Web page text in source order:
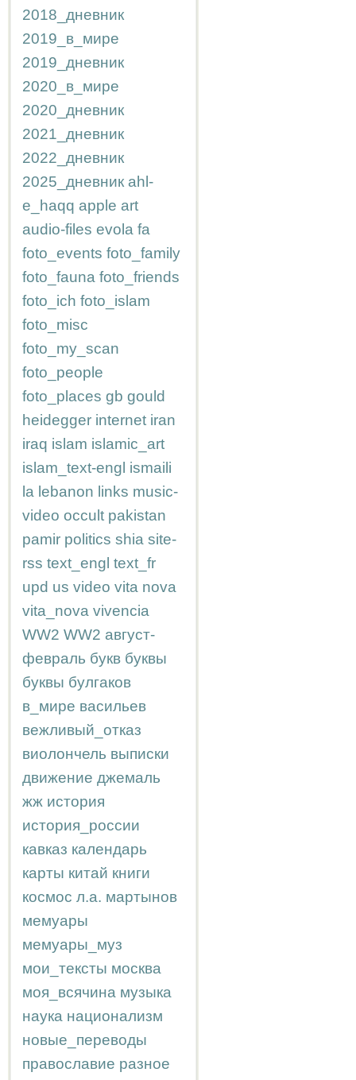
2018_дневник
2019_в_мире
2019_дневник
2020_в_мире
2020_дневник
2021_дневник
2022_дневник
2025_дневник ahl-
e_haqq apple art
audio-files evola fa
foto_events foto_family
foto_fauna foto_friends
foto_ich foto_islam
foto_misc
foto_my_scan
foto_people
foto_places gb gould
heidegger internet iran
iraq islam islamic_art
islam_text-engl ismaili
la lebanon links music-
video occult pakistan
pamir politics shia site-
rss text_engl text_fr
upd us video vita nova
vita_nova vivencia
WW2 WW2 август-
февраль букв буквы
буквы булгаков
в_мире васильев
вежливый_отказ
виолончель выписки
движение джемаль
жж история
история_россии
кавказ календарь
карты китай книги
космос л.а. мартынов
мемуары
мемуары_муз
мои_тексты москва
моя_всячина музыка
наука национализм
новые_переводы
православие разное